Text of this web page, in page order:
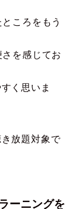
ころをもう
を感じてお
く思いま
放題対象で
ーニングを